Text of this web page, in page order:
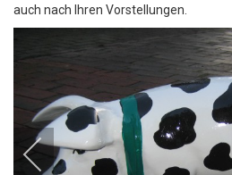
auch nach Ihren Vorstellungen.